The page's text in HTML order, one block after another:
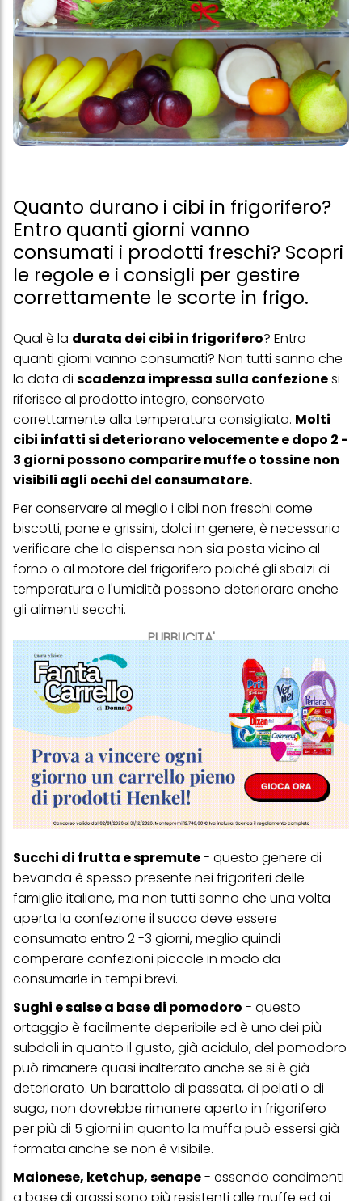
Quanto durano i cibi in frigorifero?
Entro quanti giorni vanno
consumati i prodotti freschi? Scopri
le regole e i consigli per gestire
correttamente le scorte in frigo.
PUBBLICITA'
Qual è la durata dei cibi in frigorifero? Entro
quanti giorni vanno consumati? Non tutti sanno che
la data di scadenza impressa sulla confezionesi
riferisce al prodotto integro, conservato
correttamente alla temperatura consigliata. Molti
cibi infatti si deteriorano velocemente e dopo 2 -
3 giorni possono comparire muffe o tossine non
visibili agli occhi del consumatore.
Per conservare al meglio i cibi non freschi come
biscotti, pane e grissini, dolci in genere, è necessario
verificare che la dispensa non sia posta vicino al
forno o al motore del frigorifero poiché gli sbalzi di
temperatura e l'umidità possono deteriorare anche
gli alimenti secchi.
Succhi di frutta e spremute- questo genere di
bevanda è spesso presente nei frigoriferi delle
famiglie italiane, ma non tutti sanno che una volta
aperta la confezione il succo deve essere
consumato entro 2 -3 giorni, meglio quindi
comperare confezioni piccole in modo da
consumarle in tempi brevi.
Sughi e salse a base di pomodoro - questo
ortaggio è facilmente deperibile ed è uno dei più
subdoli in quanto il gusto, già acidulo, del pomodoro
può rimanere quasi inalterato anche se si è già
deteriorato. Un barattolo di passata, di pelati o di
sugo, non dovrebbe rimanere aperto in frigorifero
per più di 5 giorni in quanto la muffa può essersi già
formata anche se non è visibile.
Maionese, ketchup, senape- essendo condimenti
a base di grassi sono più resistenti alle muffe ed ai